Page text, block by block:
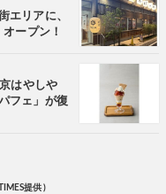
エリアに、
ープン！
はやしや
フェ」が復
提供 )